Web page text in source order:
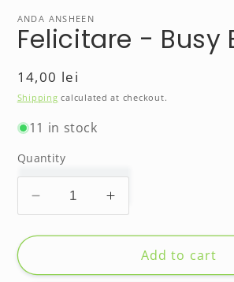
in
modal
ANDA ANSHEEN
Felicitare - Busy
Regular
price
14,00 lei
Shipping calculated at checkout.
11 in stock
Quantity
Decrease
quantity
for
-
Increase
quantity
for
Felicitare
-
Add to cart